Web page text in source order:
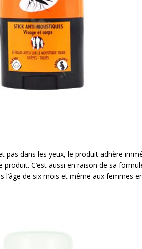
pas dans les yeux, le produit adhère
C’est aussi en raison de sa
l’âge de six mois et même aux femmes